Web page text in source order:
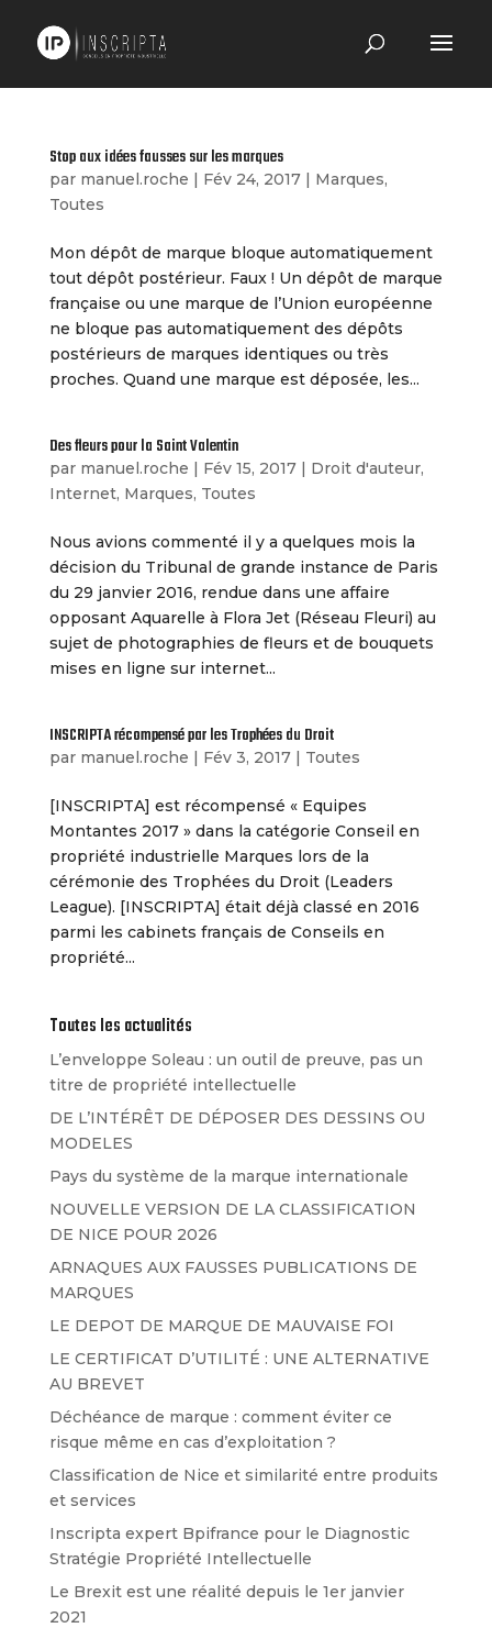
Stop aux idées fausses sur les marques
par manuel.roche | Fév 24, 2017| Marques,
Toutes
Mon dépôt de marque bloque automatiquement
tout dépôt postérieur. Faux ! Un dépôt de marque
française ou une marque de l’Union européenne
ne bloque pas automatiquement des dépôts
postérieurs de marques identiques ou très
proches. Quand une marque est déposée, les...
Des fleurs pour la Saint Valentin
par manuel.roche | Fév 15, 2017| Droit d'auteur,
Internet, Marques, Toutes
Nous avions commenté il y a quelques mois la
décision du Tribunal de grande instance de Paris
du 29 janvier 2016, rendue dans une affaire
opposant Aquarelle à Flora Jet (Réseau Fleuri) au
sujet de photographies de fleurs et de bouquets
mises en ligne sur internet...
INSCRIPTA récompensé par les Trophées du Droit
par manuel.roche | Fév 3, 2017| Toutes
[INSCRIPTA] est récompensé « Equipes
Montantes 2017 » dans la catégorie Conseil en
propriété industrielle Marques lors de la
cérémonie des Trophées du Droit (Leaders
League). [INSCRIPTA] était déjà classé en 2016
parmi les cabinets français de Conseils en
propriété...
Toutes les actualités
L’enveloppe Soleau : un outil de preuve, pas un
titre de propriété intellectuelle
DE L’INTÉRÊT DE DÉPOSER DES DESSINS OU
MODELES
Pays du système de la marque internationale
NOUVELLE VERSION DE LA CLASSIFICATION
DE NICE POUR 2026
ARNAQUES AUX FAUSSES PUBLICATIONS DE
MARQUES
LE DEPOT DE MARQUE DE MAUVAISE FOI
LE CERTIFICAT D’UTILITÉ : UNE ALTERNATIVE
AU BREVET
Déchéance de marque : comment éviter ce
risque même en cas d’exploitation ?
Classification de Nice et similarité entre produits
et services
Inscripta expert Bpifrance pour le Diagnostic
Stratégie Propriété Intellectuelle
Le Brexit est une réalité depuis le 1er janvier
2021